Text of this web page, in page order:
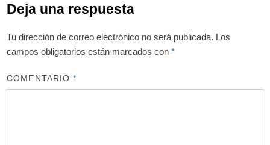
Deja una respuesta
Tu dirección de correo electrónico no será publicada. Los
campos obligatorios están marcados con*
COMENTARIO*